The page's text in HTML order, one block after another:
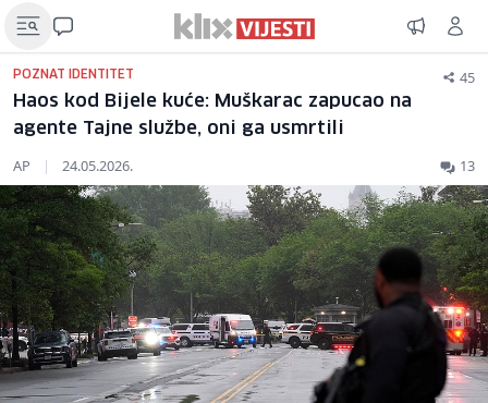
POZNAT IDENTITET 45
Haos kod Bijele kuće: Muškarac zapucao na
agente Tajne službe, oni ga usmrtili
AP | 24.05.2026. 13